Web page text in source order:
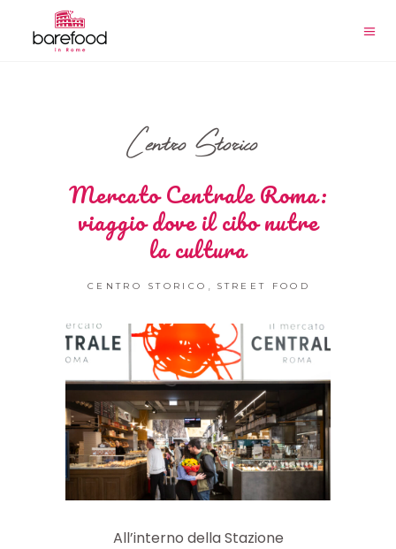
Centro Storico
Mercato Centrale Roma:
viaggio dove il cibo nutre
la cultura
CENTRO STORICO STREET FOOD
All’interno della Stazione